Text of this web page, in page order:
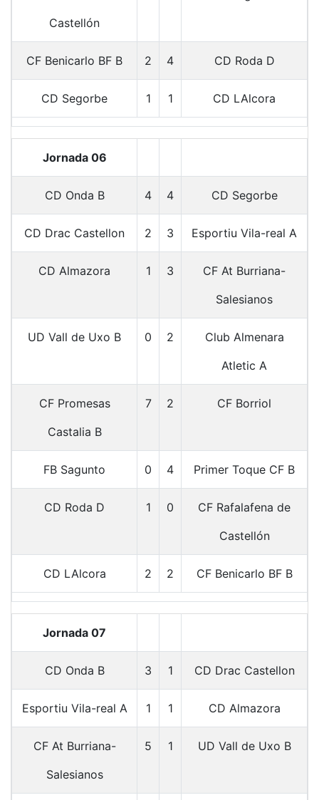
Castellón
CF Benicarlo BF B 2 4 CD Roda D
CD Segorbe 1 1 CD LAlcora
Jornada 06
CD Onda B 4 4 CD Segorbe
CD Drac Castellon 2 3 Esportiu Vila-real A
CD Almazora 1 3
CF At Burriana-
Salesianos
UD Vall de Uxo B 0 2
Club Almenara
Atletic A
CF Promesas
Castalia B
7 2 CF Borriol
FB Sagunto 0 4 Primer Toque CF B
CD Roda D 1 0
CF Rafalafena de
Castellón
CD LAlcora 2 2 CF Benicarlo BF B
Jornada 07
CD Onda B 3 1 CD Drac Castellon
Esportiu Vila-real A 1 1 CD Almazora
CF At Burriana-
Salesianos
5 1 UD Vall de Uxo B